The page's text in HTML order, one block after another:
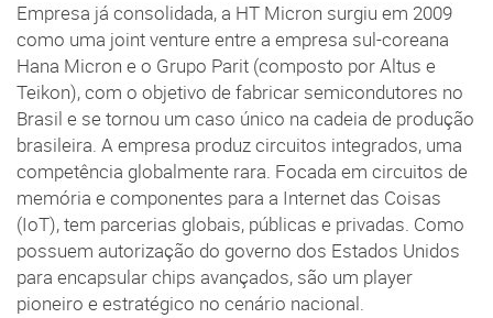
Empresa já consolidada, a HT Micron surgiu em 2009
como uma joint venture entre a empresa sul-coreana
Hana Micron e o Grupo Parit (composto por Altus e
Teikon), com o objetivo de fabricar semicondutores no
Brasil e se tornou um caso único na cadeia de produção
brasileira. A empresa produz circuitos integrados, uma
competência globalmente rara. Focada em circuitos de
memória e componentes para a Internet das Coisas
(IoT), tem parcerias globais, públicas e privadas. Como
possuem autorização do governo dos Estados Unidos
para encapsular chips avançados, são um player
pioneiro e estratégico no cenário nacional.